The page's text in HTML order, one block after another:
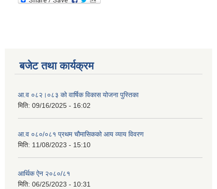
बजेट तथा कार्यक्रम
आ.व ०८२।०८३ को वार्षिक विकास योजना पुस्तिका
मिति: 09/16/2025 - 16:02
आ.व ०८०/०८१ प्रथम चौमासिकको आय व्याय विवरण
मिति: 11/08/2023 - 15:10
आर्थिक ऐन २०८०/८१
मिति: 06/25/2023 - 10:31